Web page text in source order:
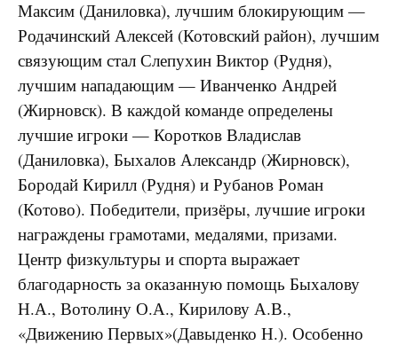
Максим (Даниловка), лучшим блокирующим —
Родачинский Алексей (Котовский район), лучшим
связующим стал Слепухин Виктор (Рудня),
лучшим нападающим — Иванченко Андрей
(Жирновск). В каждой команде определены
лучшие игроки — Коротков Владислав
(Даниловка), Быхалов Александр (Жирновск),
Бородай Кирилл (Рудня) и Рубанов Роман
(Котово). Победители, призёры, лучшие игроки
награждены грамотами, медалями, призами.
Центр физкультуры и спорта выражает
благодарность за оказанную помощь Быхалову
Н.А., Вотолину О.А., Кирилову А.В.,
«Движению Первых»(Давыденко Н.). Особенно